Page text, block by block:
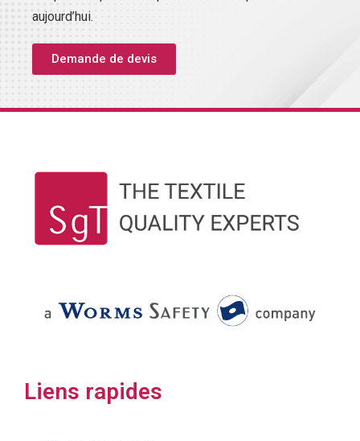
aujourd’hui.
Demande de devis
Liens rapides